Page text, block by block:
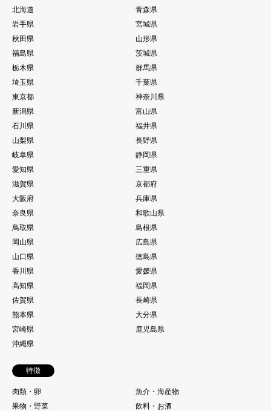
北海道
青森県
岩手県
宮城県
秋田県
山形県
福島県
茨城県
栃木県
群馬県
埼玉県
千葉県
東京都
神奈川県
新潟県
富山県
石川県
福井県
山梨県
長野県
岐阜県
静岡県
愛知県
三重県
滋賀県
京都府
大阪府
兵庫県
奈良県
和歌山県
鳥取県
島根県
岡山県
広島県
山口県
徳島県
香川県
愛媛県
高知県
福岡県
佐賀県
長崎県
熊本県
大分県
宮崎県
鹿児島県
沖縄県
特徴
肉類・卵
魚介・海産物
果物・野菜
飲料・お酒